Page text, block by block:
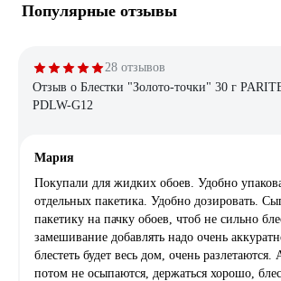
Популярные отзывы
28 отзывов
Отзыв о Блестки "Золото-точки" 30 г
PDLW-G12
Мария
Покупали для жидких обоев. Удобно
отдельных пакетика. Удобно дозировать.
пакетику на пачку обоев, чтоб не сильно
замешивание добавлять надо очень
блестеть будет весь дом, очень разлетаются.
потом не осыпаются, держаться хорошо,